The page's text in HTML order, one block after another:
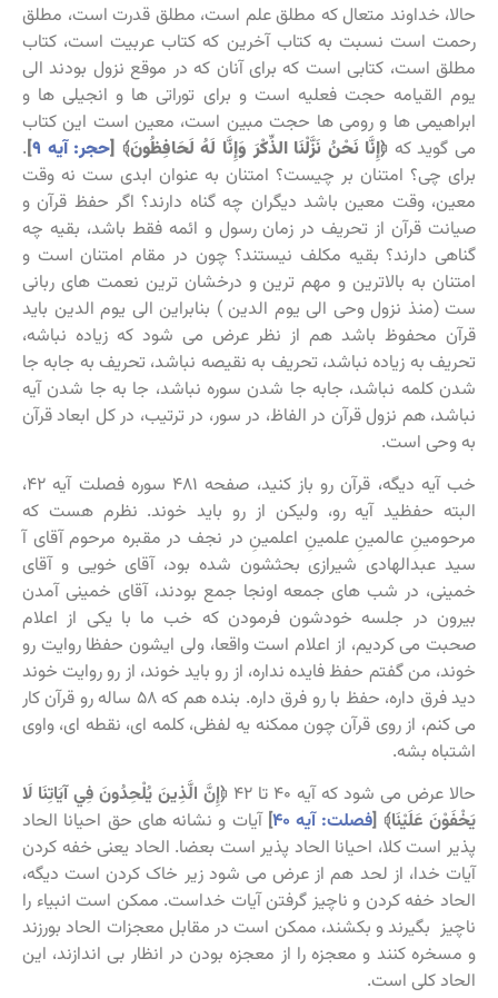
حالا، خداوند متعال که مطلق علم است، مطلق قدرت است، مطلق
رحمت است نسبت به کتاب آخرین که کتاب عربیت است، کتاب
مطلق است، کتابی است که برای آنان که در موقع نزول بودند الی
یوم القیامه حجت فعلیه است و برای توراتی ها و انجیلی ها و
ابراهیمی ها و رومی ها حجت مبین است، معین است این کتاب
می گوید که ﴿إِنَّا نَحْنُ نَزَّلْنَا الذِّكْرَ وَإِنَّا لَهُ لَحَافِظُونَ﴾ [حجر: آیه ۹ ]
.
برای چی؟ امتنان بر چیست؟ امتنان به عنوان ابدی ست نه وقت
معین، وقت معین باشد دیگران چه گناه دارند؟ اگر حفظ قرآن و
صیانت قرآن از تحریف در زمان رسول و ائمه فقط باشد، بقیه چه
گناهی دارند؟ بقیه مکلف نیستند؟ چون در مقام امتنان است و
امتنان به بالاترین و مهم ترین و درخشان ترین نعمت های ربانی
ست (منذ نزول وحی الی یوم الدین ) بنابراین الی یوم الدین باید
قرآن محفوظ باشد هم از نظر عرض می شود که زیاده نباشه،
تحریف به زیاده نباشد، تحریف به نقیصه نباشد، تحریف به جابه جا
شدن کلمه نباشد، جابه جا شدن سوره نباشد، جا به جا شدن آیه
نباشد، هم نزول قرآن در الفاظ، در سور، در ترتیب، در کل ابعاد قرآن
به وحی است.
خب آیه دیگه، قرآن رو باز کنید، صفحه ۴۸۱ سوره فصلت آیه ۴۲،
البته حفظید آیه رو، ولیکن از رو باید خوند. نظرم هست که
مرحومینِ عالمینِ علمینِ اعلمینِ در نجف در مقبره مرحوم آقای آ
سید عبدالهادی شیرازی بحثشون شده بود، آقای خویی و آقای
خمینی، در شب های جمعه اونجا جمع بودند، آقای خمینی آمدن
بیرون در جلسه خودشون فرمودن که خب ما با یکی از اعلام
صحبت می کردیم، از اعلام است واقعا، ولی ایشون حفظا روایت رو
خوند، من گفتم حفظ فایده نداره، از رو باید خوند، از رو روایت خوند
دید فرق داره، حفظ با رو فرق داره. بنده هم که ۵۸ ساله رو قرآن کار
می کنم، از روی قرآن چون ممکنه یه لفظی، کلمه ای، نقطه ای، واوی
اشتباه بشه.
حالا عرض می شود که آیه ۴۰ تا ۴۲
﴿إِنَّ الَّذِينَ يُلْحِدُونَ فِي آيَاتِنَا لَا
يَخْفَوْنَ عَلَيْنَا﴾ [فصلت: آیه ۴۰ ] آیات و نشانه های حق احیانا الحاد
پذیر است کلا، احیانا الحاد پذیر است بعضا. الحاد یعنی خفه کردن
آیات خدا، از لحد هم از عرض می شود زیر خاک کردن است دیگه،
الحاد خفه کردن و ناچیز گرفتن آیات خداست. ممکن است انبیاء را
ناچیز بگیرند و بکشند، ممکن است در مقابل معجزات الحاد بورزند
و مسخره کنند و معجزه را از معجزه بودن در انظار بی اندازند، این
الحاد کلی است.